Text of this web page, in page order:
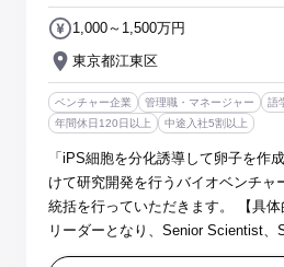
東京都江東区
1,000～1,500万円
ベンチャー企業 管理職・マネージャー 語
年間休日120日以上
中途入社5割以上
「iPS細胞を分化誘導して卵子を作
けて研究開発を行うバイオベンチャ
統括を行っていただきます。 【具体的には】 ■研究チームの
リーダーとなり、Senior Scientist
Associateとともに研究を進め、そ